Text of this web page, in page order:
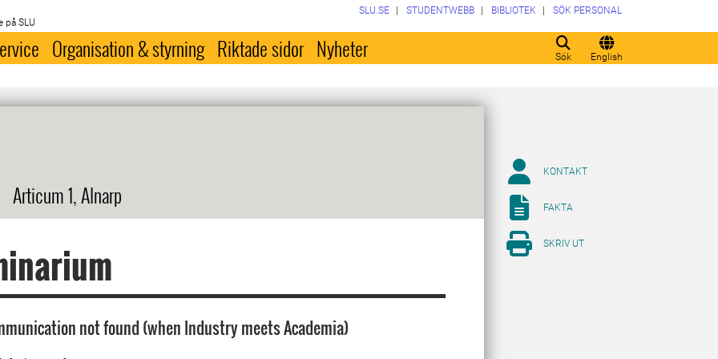
på SLU
Sök English
SLU.SE STUDENTWEBB BIBLIOTEK SÖK PERSONAL
Organisation & styrning Riktade sidor Nyheter
Articum 1, Alnarp
not found (when Industry meets Academia)
KONTAKT
FAKTA
SKRIV UT